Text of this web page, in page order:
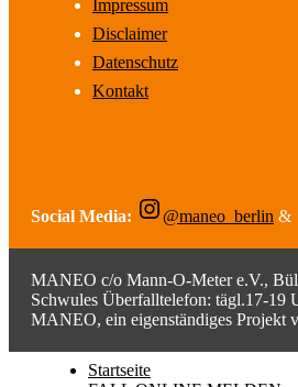
Impressum
Disclaimer
Datenschutz
Kontakt
Social Media: @maneo_berlin &
MANEO c/o Mann-O-Meter e.V.,
Schwules Überfalltelefon: tägl.17-19
MANEO, ein eigenständiges Projekt
Startseite